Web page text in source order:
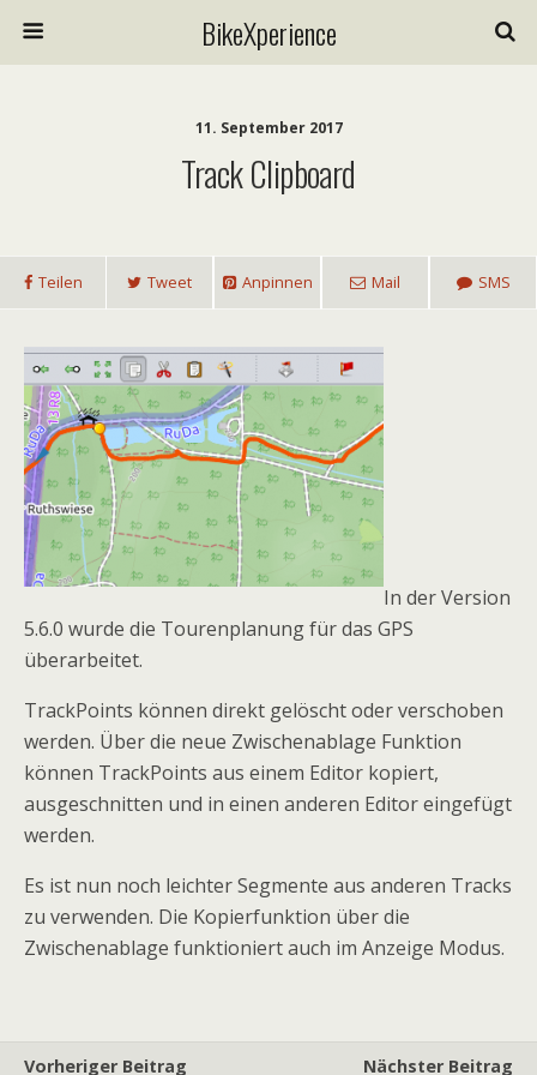
BikeXperience
11. September 2017
Track Clipboard
Teilen Tweet Anpinnen Mail SMS
In der Version
5.6.0 wurde die Tourenplanung für das GPS
überarbeitet.
TrackPoints können direkt gelöscht oder verschoben
werden. Über die neue Zwischenablage Funktion
können TrackPoints aus einem Editor kopiert,
ausgeschnitten und in einen anderen Editor eingefügt
werden.
Es ist nun noch leichter Segmente aus anderen Tracks
zu verwenden. Die Kopierfunktion über die
Zwischenablage funktioniert auch im Anzeige Modus.
Vorheriger Beitrag Nächster Beitrag